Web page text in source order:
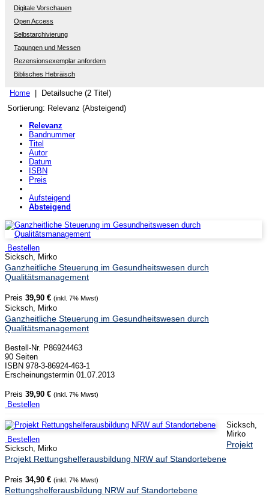
Digitale Vorschauen
Open Access
Selbstarchivierung
Tagungen und Messen
Rezensionsexemplar anfordern
Biblisches Hebräisch
Home | Detailsuche (2 Titel)
Sortierung: Relevanz (Absteigend)
Relevanz
Bandnummer
Titel
Autor
Datum
ISBN
Preis
Aufsteigend
Absteigend
Bestellen
Sicksch, Mirko
Ganzheitliche Steuerung im Gesundheitswesen durch
Qualitätsmanagement
Preis 39,90 € (inkl. 7% Mwst)
Sicksch, Mirko
Ganzheitliche Steuerung im Gesundheitswesen durch
Qualitätsmanagement
Bestell-Nr. P86924463
90 Seiten
ISBN 978-3-86924-463-1
Erscheinungstermin 01.07.2013
Preis 39,90 € (inkl. 7% Mwst)
Bestellen
Bestellen
Sicksch, Mirko
Projekt Rettungshelferausbildung NRW auf Standortebene
Preis 34,90 € (inkl. 7% Mwst)
Sicksch,
Mirko
Projekt
Rettungshelferausbildung NRW auf Standortebene